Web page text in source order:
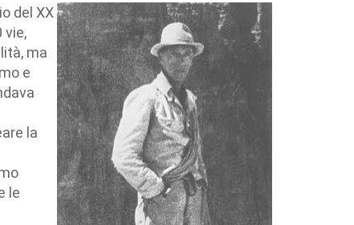
del XX
vie,
ma
e
la
le